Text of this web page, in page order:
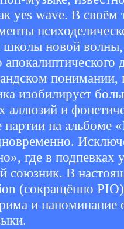
yes wave. В своём
школы новой
понимании,
изобилирует
аллюзий и
на альбоме
где в подпевках
союзник. В
(сокращённо
и напоминание